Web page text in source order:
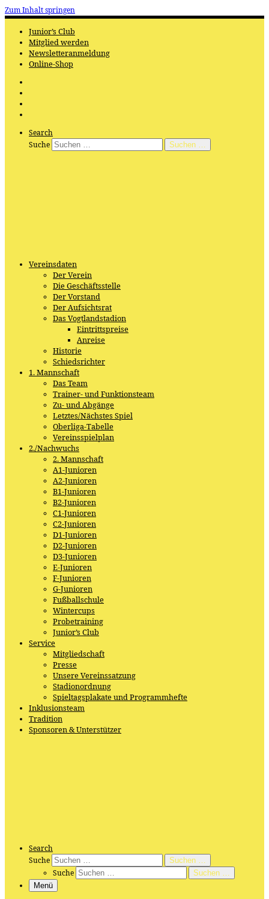
Zum Inhalt springen
Junior’s Club
Mitglied werden
Newsletteranmeldung
Online-Shop
Search
Suche
Suchen …
Vereinsdaten
Der Verein
Die Geschäftsstelle
Der Vorstand
Der Aufsichtsrat
Das Vogtlandstadion
Eintrittspreise
Anreise
Historie
Schiedsrichter
1. Mannschaft
Das Team
Trainer- und Funktionsteam
Zu- und Abgänge
Letztes/Nächstes Spiel
Oberliga-Tabelle
Vereinsspielplan
2./Nachwuchs
2. Mannschaft
A1-Junioren
A2-Junioren
B1-Junioren
B2-Junioren
C1-Junioren
C2-Junioren
D1-Junioren
D2-Junioren
D3-Junioren
E-Junioren
F-Junioren
G-Junioren
Fußballschule
Wintercups
Probetraining
Junior’s Club
Service
Mitgliedschaft
Presse
Unsere Vereinssatzung
Stadionordnung
Spieltagsplakate und Programmhefte
Inklusionsteam
Tradition
Sponsoren & Unterstützer
Search
Suche
Suchen …
Suche
Suchen …
Menü